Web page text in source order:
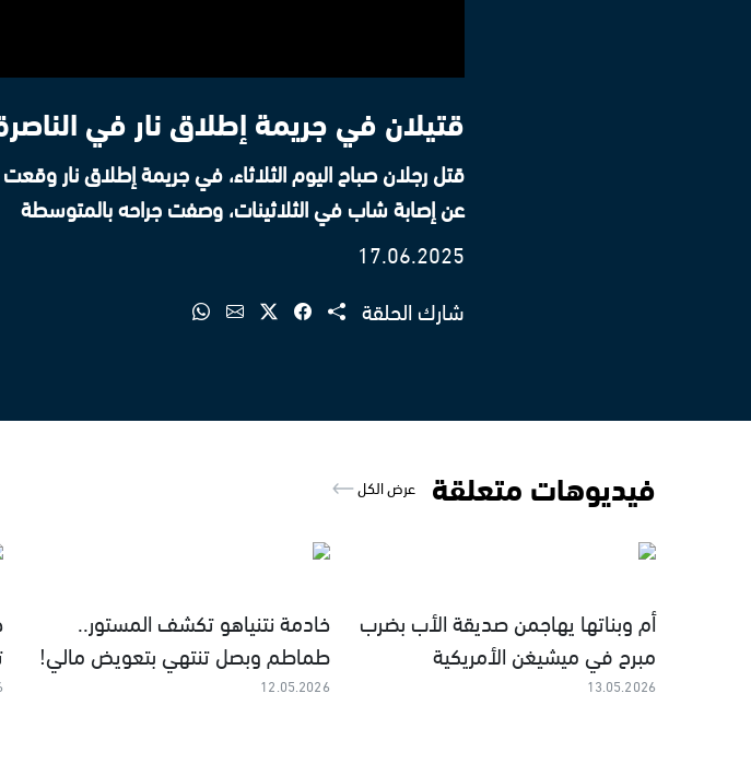
قتيلان في جريمة إطلاق نار في
قتل رجلان صباح اليوم الثلاثاء، في جريمة إطلاق نار
عن إصابة شاب في الثلاثينات، وصفت جراحه بالمتوسطة
17.06.2025
شارك الحلقة
فيديوهات متعلقة عرض الكل
أم وبناتها يهاجمن صديقة الأب بضرب
مبرح في ميشيغن الأمريكية
13.05.2026
خادمة نتنياهو تكشف المستور..
طماطم وبصل تنتهي بتعويض مالي!
12.05.2026